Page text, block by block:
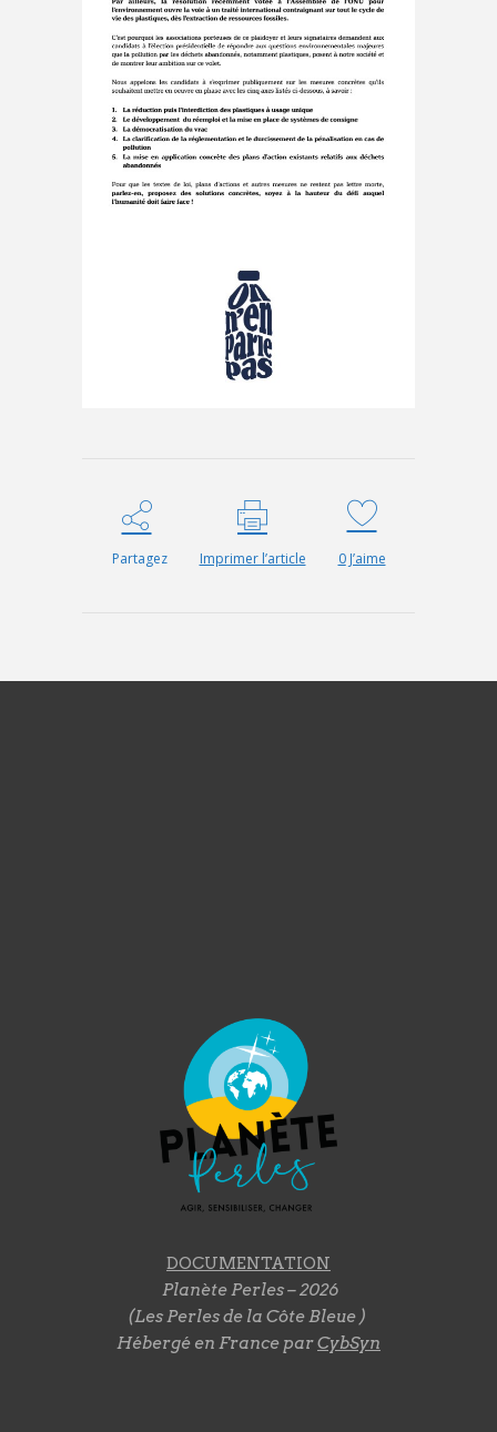
Partagez Imprimer l’article 0J’aime
DOCUMENTATION
Planète Perles – 2026
(Les Perles de la Côte Bleue )
Hébergé en France parCybSyn